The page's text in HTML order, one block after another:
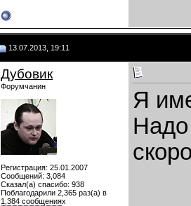
13.07.2013, 19:11
Дубовик
Форумчанин
Регистрация: 25.01.2007
Сообщений: 3,084
Сказал(а) спасибо: 938
Поблагодарили 2,365 раз(а) в
1,384 сообщениях
Я
Надо